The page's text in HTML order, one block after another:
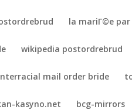
la mariГ©e
wikipedia postordrebrud
mail order bride
kasyno.net bcg-mirrors